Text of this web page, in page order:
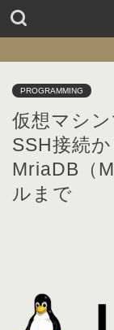
PROGRAMMING
仮想マシン
SSH接続
MriaDB（
ルまで